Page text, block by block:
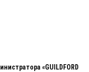
«GUILDFORD